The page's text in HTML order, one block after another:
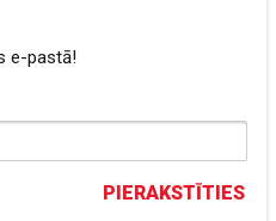
e-pastā!
PIERAKSTĪTIES